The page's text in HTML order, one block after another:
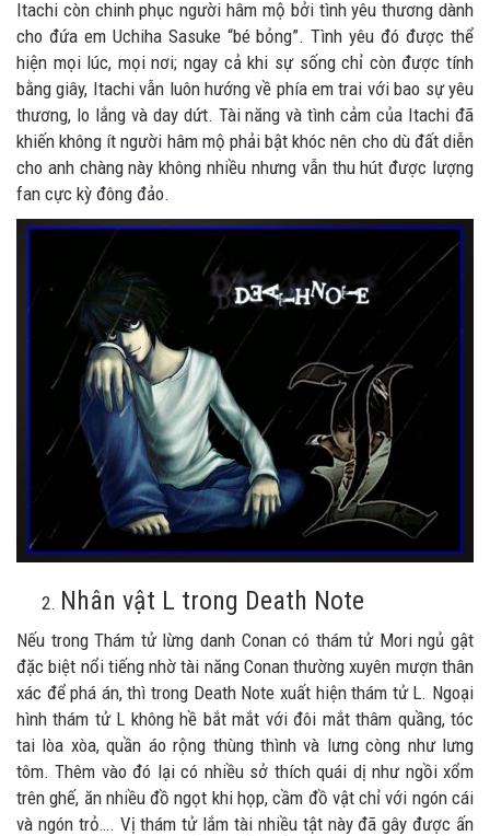
Itachi còn chinh phục người hâm mộ bởi tình yêu thương dành
cho đứa em Uchiha Sasuke “bé bỏng”. Tình yêu đó được thể
hiện mọi lúc, mọi nơi; ngay cả khi sự sống chỉ còn được tính
bằng giây, Itachi vẫn luôn hướng về phía em trai với bao sự yêu
thương, lo lắng và day dứt. Tài năng và tình cảm của Itachi đã
khiến không ít người hâm mộ phải bật khóc nên cho dù đất diễn
cho anh chàng này không nhiều nhưng vẫn thu hút được lượng
fan cực kỳ đông đảo.
Nhân vật L trong Death Note
Nếu trong Thám tử lừng danh Conan có thám tử Mori ngủ gật
đặc biệt nổi tiếng nhờ tài năng Conan thường xuyên mượn thân
xác để phá án, thì trong Death Note xuất hiện thám tử L. Ngoại
hình thám tử L không hề bắt mắt với đôi mắt thâm quầng, tóc
tai lòa xòa, quần áo rộng thùng thình và lưng còng như lưng
tôm. Thêm vào đó lại có nhiều sở thích quái dị như ngồi xổm
trên ghế, ăn nhiều đồ ngọt khi họp, cầm đồ vật chỉ với ngón cái
và ngón trỏ…. Vị thám tử lắm tài nhiều tật này đã gây được ấn